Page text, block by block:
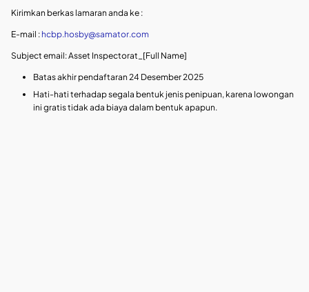
Kirimkan berkas lamaran anda ke :
E-mail : hcbp.hosby@samator.com
Subject email: Asset Inspectorat_[Full Name]
Batas akhir pendaftaran 24 Desember 2025
Hati-hati terhadap segala bentuk jenis penipuan, karena lowongan
ini gratis tidak ada biaya dalam bentuk apapun.